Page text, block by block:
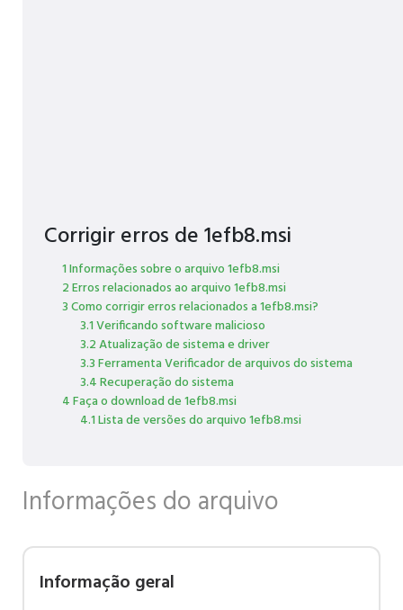
Corrigir erros de 1efb8.msi
1 Informações sobre o arquivo 1efb8.msi
2 Erros relacionados ao arquivo 1efb8.msi
3 Como corrigir erros relacionados a 1efb8.msi?
3.1 Verificando software malicioso
3.2 Atualização de sistema e driver
3.3 Ferramenta Verificador de arquivos do sistema
3.4 Recuperação do sistema
4 Faça o download de 1efb8.msi
4.1 Lista de versões do arquivo 1efb8.msi
Informações do arquivo
Informação geral